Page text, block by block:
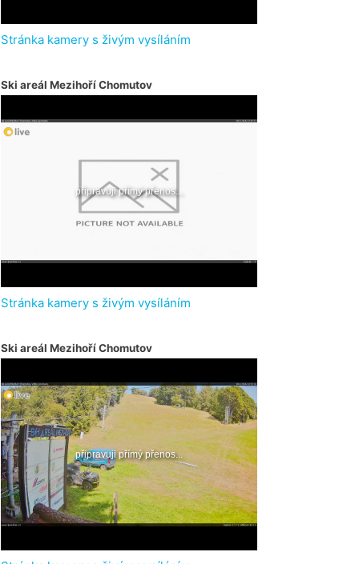
Stránka kamery s živým vysíláním
Ski areál Mezihoří Chomutov
Stránka kamery s živým vysíláním
Ski areál Mezihoří Chomutov